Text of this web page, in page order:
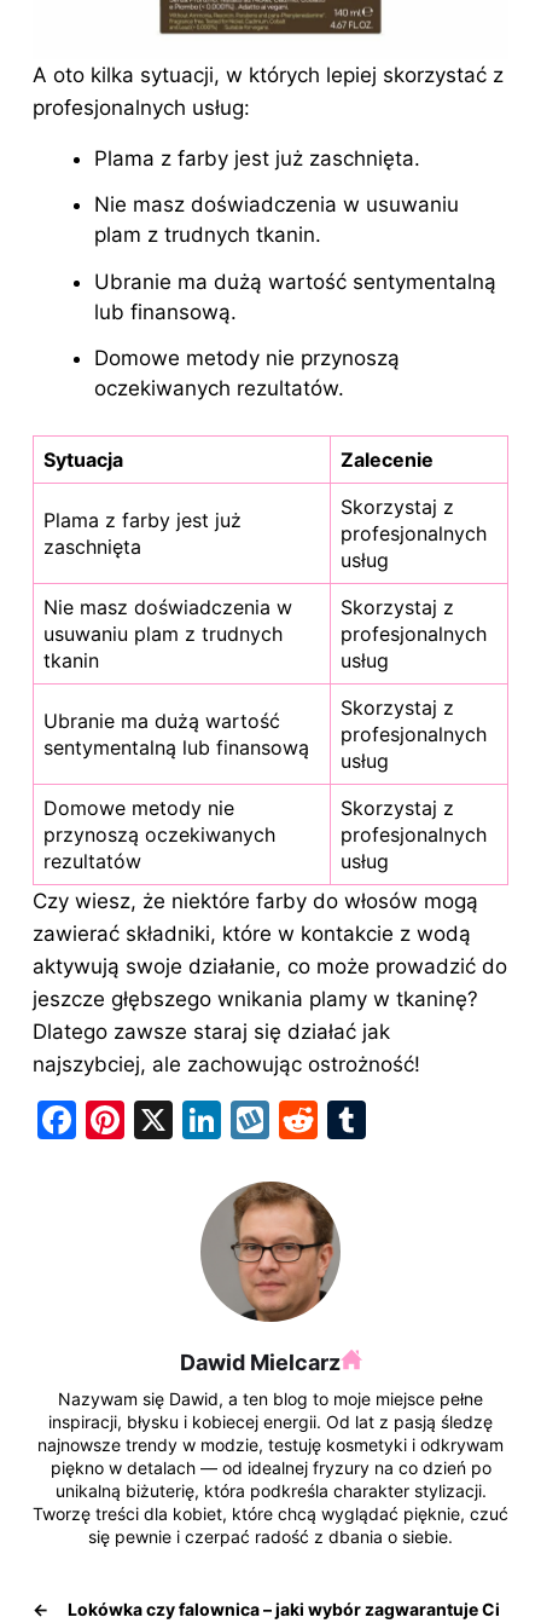
A oto kilka sytuacji, w których lepiej skorzystać z
profesjonalnych usług:
Plama z farby jest już zaschnięta.
Nie masz doświadczenia w usuwaniu
plam z trudnych tkanin.
Ubranie ma dużą wartość sentymentalną
lub finansową.
Domowe metody nie przynoszą
oczekiwanych rezultatów.
Sytuacja Zalecenie
Plama z farby jest już
zaschnięta
Skorzystaj z
profesjonalnych
usług
Nie masz doświadczenia w
usuwaniu plam z trudnych
tkanin
Skorzystaj z
profesjonalnych
usług
Ubranie ma dużą wartość
sentymentalną lub finansową
Skorzystaj z
profesjonalnych
usług
Domowe metody nie
przynoszą oczekiwanych
rezultatów
Skorzystaj z
profesjonalnych
usług
Czy wiesz, że niektóre farby do włosów mogą
zawierać składniki, które w kontakcie z wodą
aktywują swoje działanie, co może prowadzić do
jeszcze głębszego wnikania plamy w tkaninę?
Dlatego zawsze staraj się działać jak
najszybciej, ale zachowując ostrożność!
F
k
Pi X
Li
k
e
dI
n
W
k
o
p
R
d
di
t
Dawid Mielcarz
Nazywam się Dawid, a ten blog to moje miejsce pełne
inspiracji, błysku i kobiecej energii. Od lat z pasją śledzę
najnowsze trendy w modzie, testuję kosmetyki i odkrywam
piękno w detalach — od idealnej fryzury na co dzień po
unikalną biżuterię, która podkreśla charakter stylizacji.
Tworzę treści dla kobiet, które chcą wyglądać pięknie, czuć
się pewnie i czerpać radość z dbania o siebie.
←
Lokówka czy falownica – jaki wybór zagwarantuje Ci